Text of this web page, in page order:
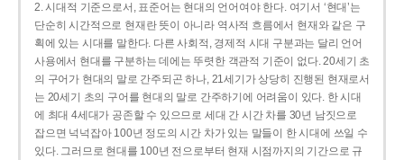
2. 시대적 기준으로서, 표준어는 현대의 언어여야 한다. 여기서 ‘현대’는
단순히 시간적으로 현재란 뜻이 아니라 역사적 흐름에서 현재와 같은 구
획에 있는 시대를 말한다. 다른 사회적, 경제적 시대 구분과는 달리 언어
사용에서 현대를 구분하는 데에는 뚜렷한 객관적 기준이 없다. 20세기 초
의 구어가 현대의 말로 간주되곤 하나, 21세기가 상당히 진행된 현재로서
는 20세기 초의 구어를 현대의 말로 간주하기에 어려움이 있다. 한 시대
에 최대 4세대가 공존할 수 있으므로 세대 간 시간 차를 30년 남짓으로
잡으면 넉넉잡아 100년 정도의 시간 차가 있는 말들이 한 시대에 쓰일 수
있다. 그러므로 현대를 100년 전으로부터 현재 시점까지의 기간으로 규